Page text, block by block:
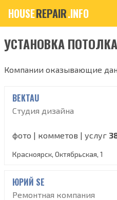
HOUSEREPAIR.INFO
УСТАНОВКА
Компании оказывающие
BEKTAU
Студия дизайна
фото | комметов | услуг
Красноярск, Октябрьская, 1
ЮРИЙ SE
Ремонтная компания